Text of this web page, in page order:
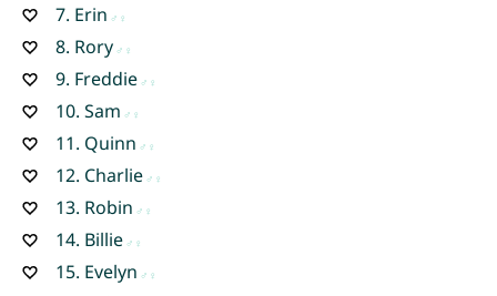
7. Erin
8. Rory
9. Freddie
10. Sam
11. Quinn
12. Charlie
13. Robin
14. Billie
15. Evelyn